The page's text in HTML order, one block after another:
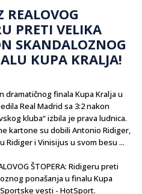
REALOVOG
PRETI VELIKA
SKANDALOZNOG
KUPA KRALJA!
dramatičnog finala Kupa Kralja u
Real Madrid sa 3:2 nakon
kluba“ izbila je prava ludnica.
kartone su dobili Antonio Ridiger,
Ridiger i Vinisijus u svom besu ...
ŠTOPERA: Ridigeru preti
ponašanja u finalu Kupa
vesti - HotSport.